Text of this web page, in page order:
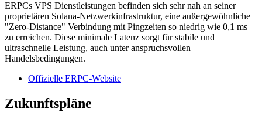
ERPCs VPS Dienstleistungen befinden sich sehr nah an seiner
proprietären Solana-Netzwerkinfrastruktur, eine außergewöhnliche
"Zero-Distance" Verbindung mit Pingzeiten so niedrig wie 0,1 ms
zu erreichen. Diese minimale Latenz sorgt für stabile und
ultraschnelle Leistung, auch unter anspruchsvollen
Handelsbedingungen.
Offizielle ERPC-Website
Zukunftspläne